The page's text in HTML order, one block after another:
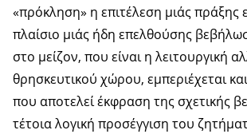
«πρόκληση» η επιτέλεση μιάς πράξης
πλαίσιο μιάς ήδη επελθούσης
στο μείζον, που είναι η λειτουργική
θρησκευτικού χώρου, εμπεριέχεται
που αποτελεί έκφραση της σχετικής
τέτοια λογική προσέγγιση του